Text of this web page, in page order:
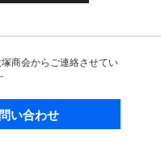
商会からご連絡させてい
い合わせ